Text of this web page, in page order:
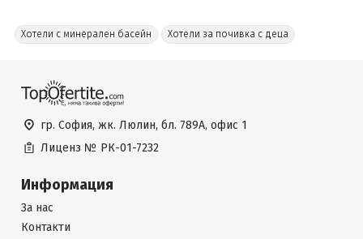
Хотели с минерален басейн Хотели за почивка с деца
гр. София, жк. Люлин, бл. 789А, офис 1
Лиценз № РК-01-7232
Информация
За нас
Контакти